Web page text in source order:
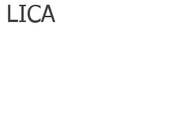
LICA